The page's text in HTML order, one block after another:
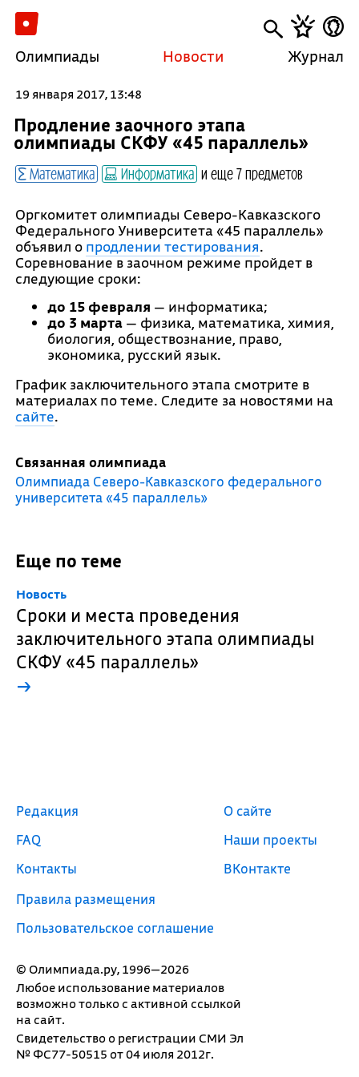
Олимпиады Новости Журнал
19 января 2017, 13:48
Продление заочного этапа
олимпиады СКФУ «45 параллель»
Математика Информатика и еще 7 предметов
Оргкомитет олимпиады Северо-Кавказского
Федерального Университета «45 параллель»
объявил о продлении тестирования.
Соревнование в заочном режиме пройдет в
следующие сроки:
до 15 февраля — информатика;
до 3 марта— физика, математика, химия,
биология, обществознание, право,
экономика, русский язык.
График заключительного этапа смотрите в
материалах по теме. Следите за новостями на
сайте.
Связанная олимпиада
Олимпиада Северо-Кавказского федерального
университета «45 параллель»
Еще по теме
Новость
Сроки и места проведения
заключительного этапа олимпиады
СКФУ «45 параллель»
→
© Олимпиада.ру, 1996—2026
Любое использование материалов
возможно только с активной ссылкой
на сайт.
Свидетельство о регистрации СМИ Эл
№ ФС77-50515 от 04 июля 2012г.
Редакция
FAQ
Контакты
Правила размещения
Пользовательское соглашение
О сайте
Наши проекты
ВКонтакте